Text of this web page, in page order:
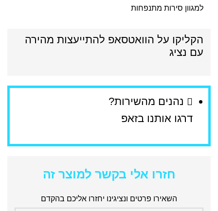
למגוון סירות מתנפחות
הקליקו על הוואטסאפ להתייעצות מהירה
עם נציג
נהנים מהשירות?
דרגו אותנו בזאפ
חזרו אלי בקשר למוצר זה
השאירו פרטים ונציגינו יחזרו אליכם בהקדם